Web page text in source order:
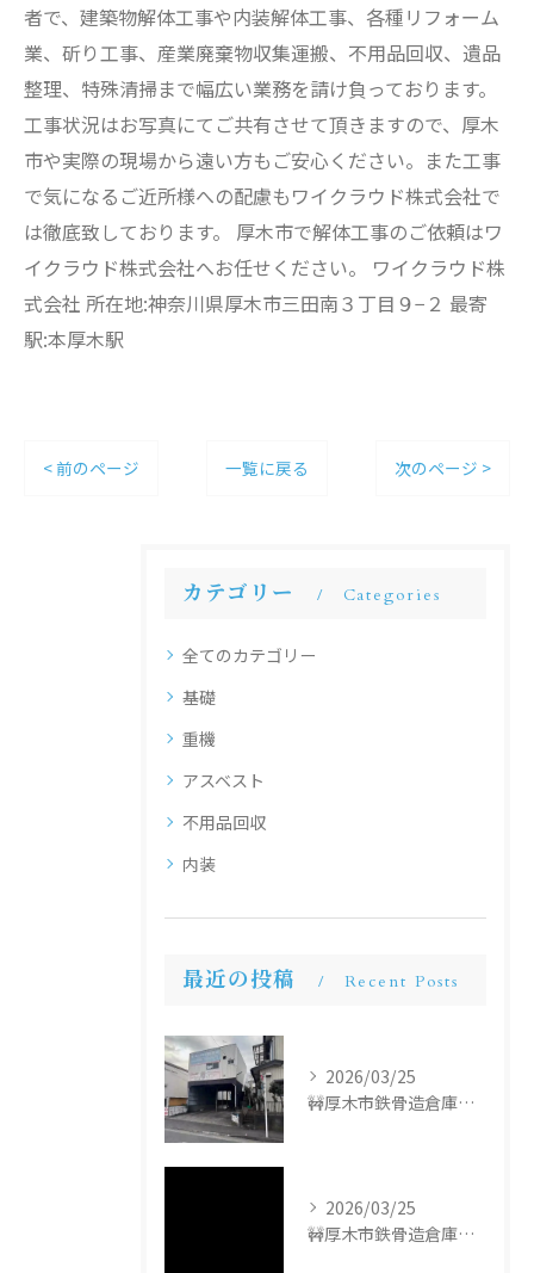
者で、建築物解体工事や内装解体工事、各種リフォーム
業、斫り工事、産業廃棄物収集運搬、不用品回収、遺品
整理、特殊清掃まで幅広い業務を請け負っております。
工事状況はお写真にてご共有させて頂きますので、厚木
市や実際の現場から遠い方もご安心ください。また工事
で気になるご近所様への配慮もワイクラウド株式会社で
は徹底致しております。 厚木市で解体工事のご依頼はワ
イクラウド株式会社へお任せください。 ワイクラウド株
式会社 所在地:神奈川県厚木市三田南３丁目９−２ 最寄
駅:本厚木駅
< 前のページ 一覧に戻る 次のページ >
カテゴリー Categories
全てのカテゴリー
基礎
重機
アスベスト
不用品回収
内装
最近の投稿 Recent Posts
2026/03/25
🚧厚木市鉄骨造倉庫解体工事🚧
2026/03/25
🚧厚木市鉄骨造倉庫解体工事🚧